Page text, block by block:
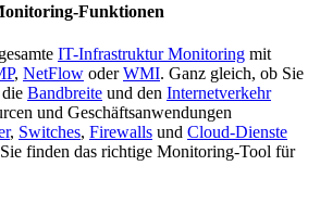
Funktionen
IT-Infrastruktur Monitoring mit
, NetFlow oderWMI. Ganz gleich, ob Sie
die Bandbreite und den Internetverkehr
und Geschäftsanwendungen
, Switches, Firewalls und Cloud-Dienste
finden das richtige Monitoring-Tool für